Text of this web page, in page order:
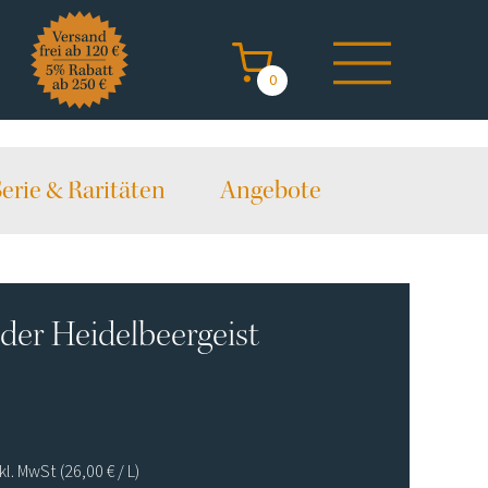
0
& Raritäten Angebote
Heidelbeergeist
MwSt(26,00€/ L)